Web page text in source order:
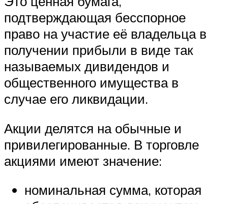
подтверждающая бесспорное
право на участие её владельца в
получении прибыли в виде так
называемых дивидендов и
общественного имущества в
случае его ликвидации.
Акции делятся на обычные и
привилегированные. В торговле
акциями имеют значение:
номинальная сумма, которая